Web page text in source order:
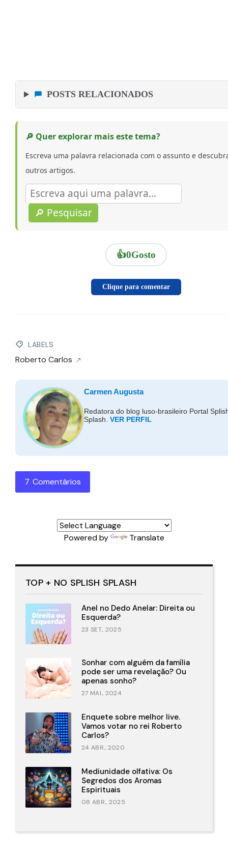
POSTS RELACIONADOS
🔎 Quer explorar mais este tema?
Escreva uma palavra relacionada com o assunto e
outros artigos.
🔎 Pesquisar
👍0Gosto
Clique para comentar
LABELS
Roberto Carlos
Carmen Augusta
Redatora do blog luso-brasileiro Portal
Splash. VER PERFIL
7 Comentários
Powered by Translate
TOP + NO SPLISH SPLASH
Anel no Dedo Anelar: Direita ou
Esquerda?
23 SET., 2025
Sonhar com alguém da família
pode ser uma revelação? Ou
apenas sonho?
27 MAI., 2024
Enquete sobre melhor live.
Vamos votar no rei Roberto
Carlos?
24 ABR., 2020
Mediunidade olfativa: Os
Segredos dos Aromas
Espirituais
08 ABR., 2025